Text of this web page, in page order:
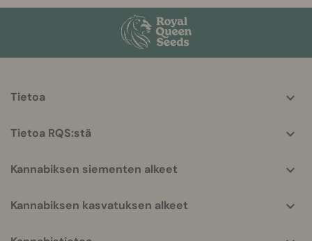
helpful
Tietoa
Tietoa RQS:stä
Kannabiksen siementen alkeet
Kannabiksen kasvatuksen alkeet